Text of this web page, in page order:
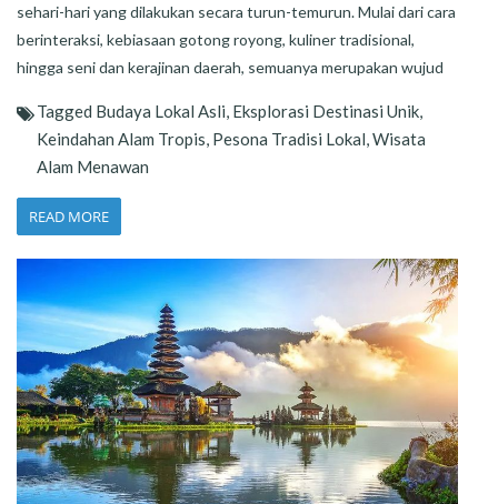
sehari-hari yang dilakukan secara turun-temurun. Mulai dari cara
berinteraksi, kebiasaan gotong royong, kuliner tradisional,
hingga seni dan kerajinan daerah, semuanya merupakan wujud
Tagged Budaya Lokal Asli Eksplorasi Destinasi Unik
Keindahan Alam Tropis Pesona Tradisi Lokal Wisata
Alam Menawan
READ MORE